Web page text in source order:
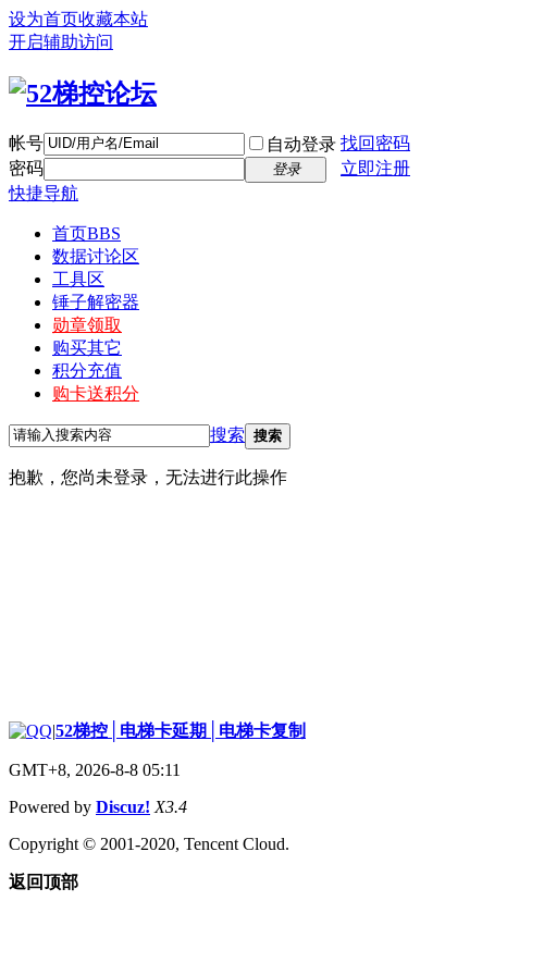
设为首页收藏本站
开启辅助访问
帐号 自动登录 找回密码
密码
登录
立即注册
快捷导航
首页BBS
数据讨论区
工具区
锤子解密器
勋章领取
购买其它
积分充值
购卡送积分
搜索 搜索
抱歉，您尚未登录，无法进行此操作
|52梯控│电梯卡延期│电梯卡复制
GMT+8, 2026-8-8 05:11
Powered by Discuz! X3.4
Copyright © 2001-2020, Tencent Cloud.
返回顶部